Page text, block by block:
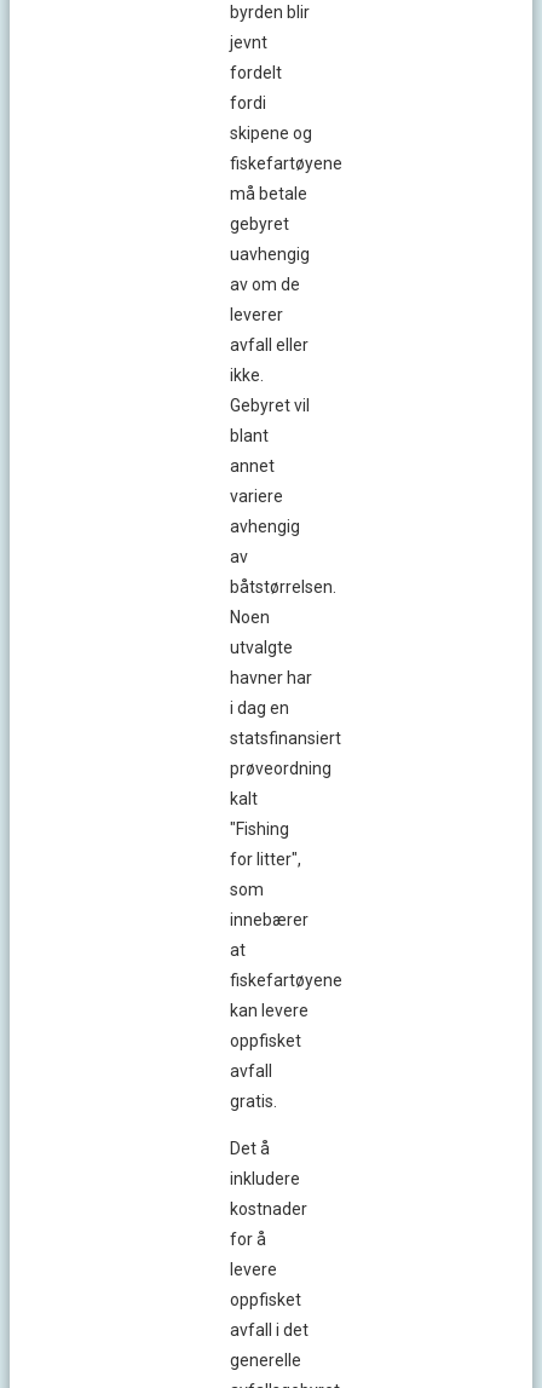
byrden blir
jevnt
fordelt
fordi
skipene og
fiskefartøyene
må betale
gebyret
uavhengig
av om de
leverer
avfall eller
ikke.
Gebyret vil
blant
annet
variere
avhengig
av
båtstørrelsen.
Noen
utvalgte
havner har
i dag en
statsfinansiert
prøveordning
kalt
"Fishing
for litter",
som
innebærer
at
fiskefartøyene
kan levere
oppfisket
avfall
gratis.
Det å
inkludere
kostnader
for å
levere
oppfisket
avfall i det
generelle